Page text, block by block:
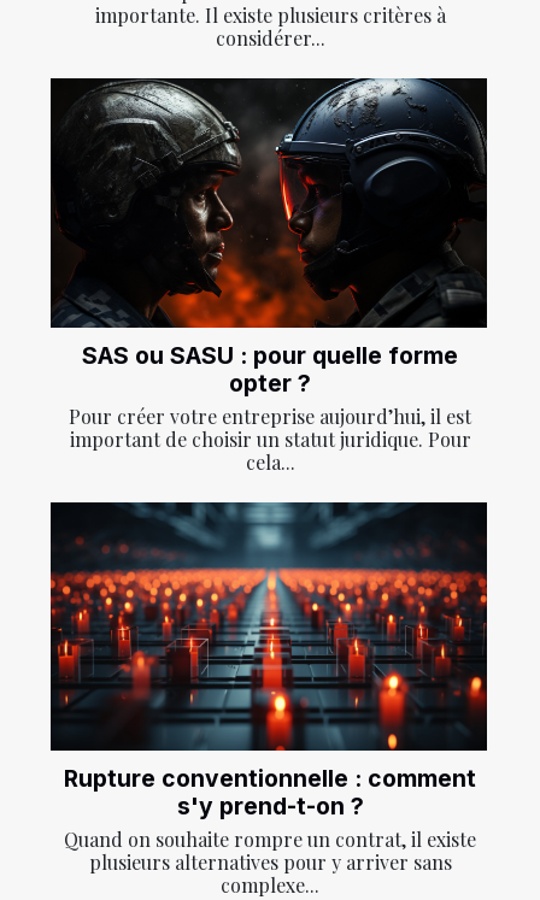
importante. Il existe plusieurs critères à
considérer...
SAS ou SASU : pour quelle forme
opter ?
Pour créer votre entreprise aujourd’hui, il est
important de choisir un statut juridique. Pour
cela...
Rupture conventionnelle : comment
s'y prend-t-on ?
Quand on souhaite rompre un contrat, il existe
plusieurs alternatives pour y arriver sans
complexe...